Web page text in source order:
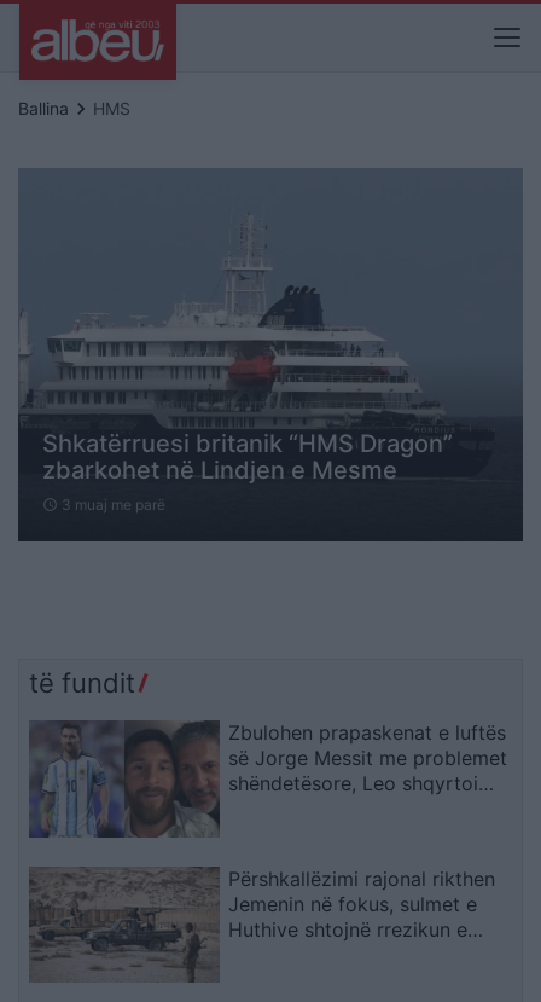
Ballina keyboard_arrow_right HMS
Shkatërruesi britanik “HMS Dragon”
zbarkohet në Lindjen e Mesme
schedule 3 muaj me parë
të fundit
Zbulohen prapaskenat e luftës
së Jorge Messit me problemet
shëndetësore, Leo shqyrtoi
Përshkallëzimi rajonal rikthen
Jemenin në fokus, sulmet e
Huthive shtojnë rrezikun e